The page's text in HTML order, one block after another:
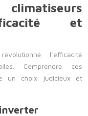
et
l’efficacité
Comprendre ces
un choix judicieux et